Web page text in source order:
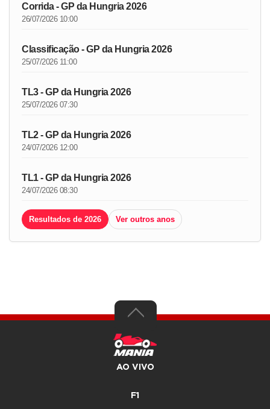
Corrida - GP da Hungria 2026
26/07/2026 10:00
Classificação - GP da Hungria 2026
25/07/2026 11:00
TL3 - GP da Hungria 2026
25/07/2026 07:30
TL2 - GP da Hungria 2026
24/07/2026 12:00
TL1 - GP da Hungria 2026
24/07/2026 08:30
Resultados de 2026 Ver outros anos
AO VIVO
F1